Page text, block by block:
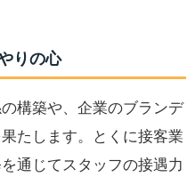
りの心
構築や、企業のブランデ
たします。とくに接客業
通じてスタッフの接遇力